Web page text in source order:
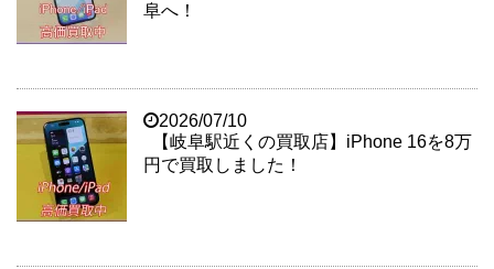
阜へ！
2026/07/10
【岐阜駅近くの買取店】iPhone 16を8万
円で買取しました！